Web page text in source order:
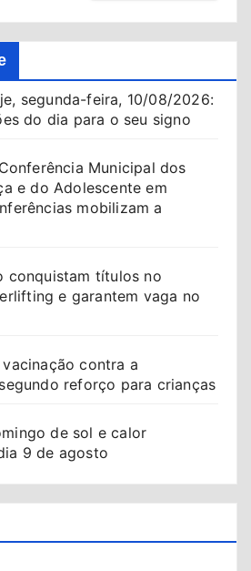
segunda-feira, 10/08/2026:
do dia para o seu signo
Municipal dos
e do Adolescente em
mobilizam a
conquistam títulos no
e garantem vaga no
contra a
reforço para crianças
de sol e calor
9 de agosto